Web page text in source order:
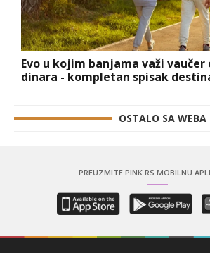
Evo u kojim banjama važi vaučer
dinara - kompletan spisak
OSTALO SA WEBA
PREUZMITE PINK.RS MOBILNU